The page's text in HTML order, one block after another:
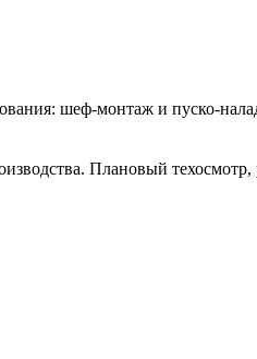
шеф-монтаж и пуско-
Плановый